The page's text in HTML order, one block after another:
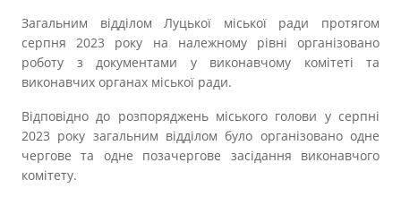
Публічна інформація
Прозорість влади
Документи
Загальним відділом Луцької міської ради протягом
серпня 2023 року на належному рівні організовано
роботу з документами у виконавчому комітеті та
виконавчих органах міської ради.
Відповідно до розпоряджень міського голови у серпні
2023 року загальним відділом було організовано одне
чергове та одне позачергове засідання виконавчого
комітету.